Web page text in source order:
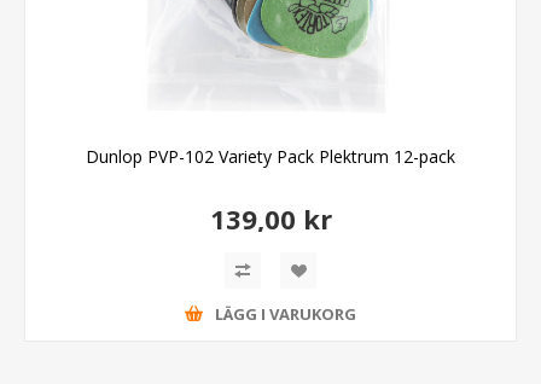
Dunlop PVP-102 Variety Pack Plektrum 12-pack
139,00 kr
LÄGG I VARUKORG